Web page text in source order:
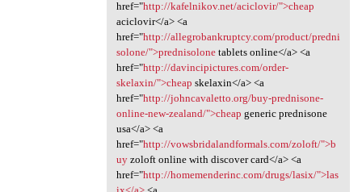
href="http://kafelnikov.net/aciclovir/">cheap
aciclovir</a> <a
href="http://allegrobankruptcy.com/product/predni
solone/">prednisolonetablets online</a> <a
href="http://davincipictures.com/order-
skelaxin/">cheap skelaxin</a> <a
href="http://johncavaletto.org/buy-prednisone-
online-new-zealand/">cheap generic prednisone
usa</a> <a
href="http://vowsbridalandformals.com/zoloft/">b
uyzoloft online with discover card</a> <a
href="http://homemenderinc.com/drugs/lasix/">las